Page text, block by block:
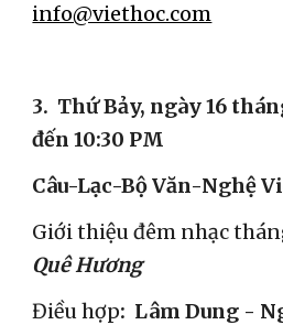
info@viethoc.com
​​3. Thứ Bảy, ngày 16
đến 10:30 PM
Câu-Lạc-Bộ Văn-Nghệ
Giới thiệu đêm nhạc
Quê Hương
Điều hợp:  Lâm Dung -